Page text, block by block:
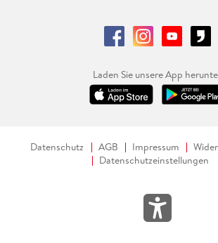
Laden Sie unsere App
Datenschutz AGB Impressum
Datenschutzeinstellungen